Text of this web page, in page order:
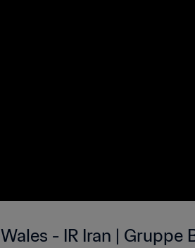
Wales - IR Iran | Gruppe